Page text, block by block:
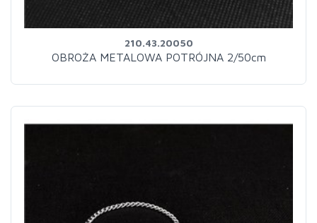
210.43.20050
OBROŻA METALOWA POTRÓJNA 2/50cm